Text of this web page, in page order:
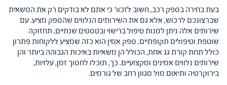
בעת בחירה בספק רכב, חשוב לזכור כי אתם לא בודקים רק את המשאית
שברצונכם לרכוש, אלא גם את השירותים הנלווים שהספק מציע. עם
שירותים אלה ניתן למנות טיפול ברישוי ובטסטים שנתיים, תחזוקה
שוטפת וטיפולים תקופתיים. ספק אמין הוא כזה שמציע ללקוחות פתרון
כולל תחת קורת גג אחת, הכולל הן משאיות באיכות הגבוהה ביותר והן
שירותים נלווים אמינים ומקצועיים. כך, תוכלו לחסוך זמן, עלויות,
בירוקרטיה ותיאום מול מגוון רחב של גורמים.